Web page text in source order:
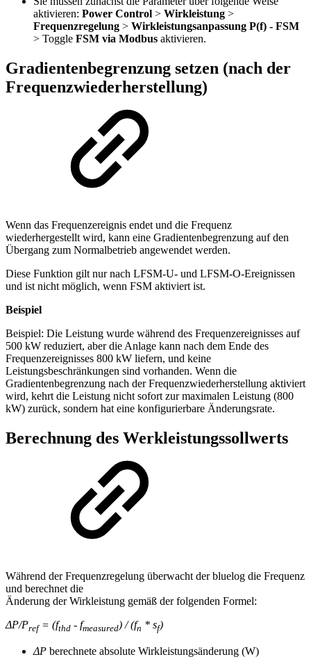
aktivieren: Power Control > Wirkleistung >
Frequenzregelung > Wirkleistungsanpassung P(f) - FSM
> Toggle FSM via Modbus aktivieren.
Gradientenbegrenzung setzen (nach der
Frequenzwiederherstellung)
Wenn das Frequenzereignis endet und die Frequenz
wiederhergestellt wird, kann eine Gradientenbegrenzung auf den
Übergang zum Normalbetrieb angewendet werden.
Diese Funktion gilt nur nach LFSM-U- und LFSM-O-Ereignissen
und ist nicht möglich, wenn FSM aktiviert ist.
Beispiel
Beispiel: Die Leistung wurde während des Frequenzereignisses auf
500 kW reduziert, aber die Anlage kann nach dem Ende des
Frequenzereignisses 800 kW liefern, und keine
Leistungsbeschränkungen sind vorhanden. Wenn die
Gradientenbegrenzung nach der Frequenzwiederherstellung aktiviert
wird, kehrt die Leistung nicht sofort zur maximalen Leistung (800
kW) zurück, sondern hat eine konfigurierbare Änderungsrate.
Berechnung des Werkleistungssollwerts
Während der Frequenzregelung überwacht der bluelog die Frequenz
und berechnet die
Änderung der Wirkleistung gemäß der folgenden Formel:
ΔP/Pref= (fthd - fmeasured) / (fn * sf)
ΔP berechnete absolute Wirkleistungsänderung (W)